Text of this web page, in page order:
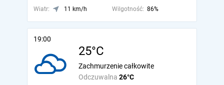
Wiatr:
11 km/h Wilgotność: 86%
19:00
25°C
Odczuwalna 26°C
Zachmurzenie całkowite